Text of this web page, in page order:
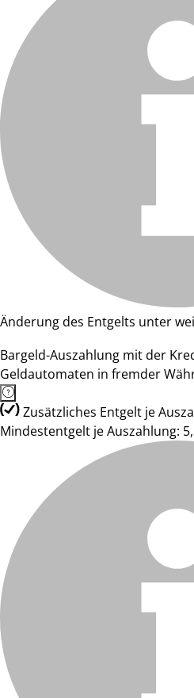
Änderung des Entgelts unter
Bargeld-Auszahlung mit der
Geldautomaten in fremder
Zusätzliches Entgelt je
Mindestentgelt je Auszahlung: